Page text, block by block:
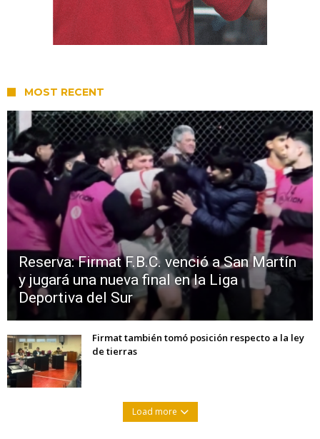
MOST RECENT
Reserva: Firmat F.B.C. venció a San Martín
y jugará una nueva final en la Liga
Deportiva del Sur
Firmat también tomó posición respecto a la ley
de tierras
Load more